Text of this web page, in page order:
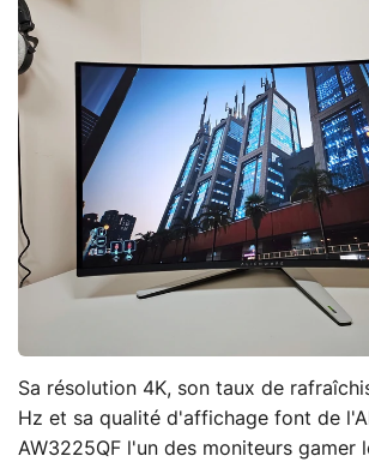
Sa résolution 4K, son taux de
Hz et sa qualité d'affichage font de
AW3225QF l'un des moniteurs gamer